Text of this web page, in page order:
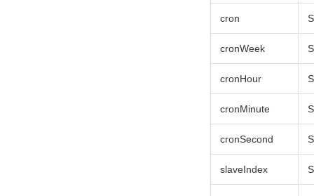
cron
cronWeek
cronHour
cronMinute
cronSecond
slaveIndex